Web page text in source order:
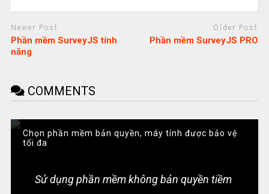
Newer Post
Phần mềm SurveyJS tính
năng
Older Post
Phần mềm SurveyJS PRO
COMMENTS
Chọn phần mềm bản quyền, máy tính được bảo vệ
tối đa
Sử dụng phần mềm không bản quyền tiềm